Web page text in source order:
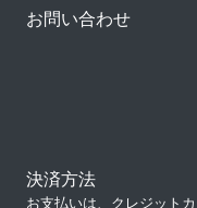
お問い合わせ
決済方法
お支払いは、クレジット